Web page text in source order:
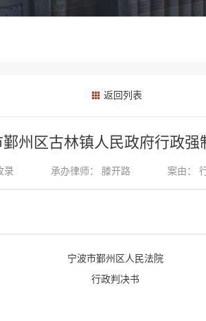
返回列表
州区古林镇人民政府行政强
录 承办律师： 滕开路 案由：
宁波市鄞州区人民法院
行政判决书